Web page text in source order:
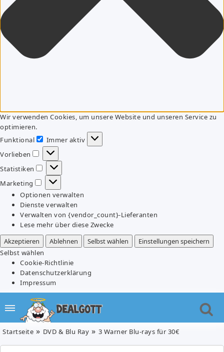
Wir verwenden Cookies, um unsere Website und unseren Service zu
optimieren.
Funktional
Funktional
Immer aktiv
Vorlieben
Vorlieben
Statistiken
Statistiken
Marketing
Marketing
Optionen verwalten
Dienste verwalten
Verwalten von {vendor_count}-Lieferanten
Lese mehr über diese Zwecke
Akzeptieren
Ablehnen Selbst wählen
Einstellungen speichern
Selbst wählen
Cookie-Richtlinie
Datenschutzerklärung
Impressum
Startseite DVD & Blu Ray 3 Warner Blu-rays für 30€